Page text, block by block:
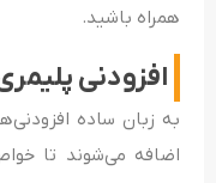
همراه باشید.
افزودنی
به زبان ساده
اضافه می‌شوند تا